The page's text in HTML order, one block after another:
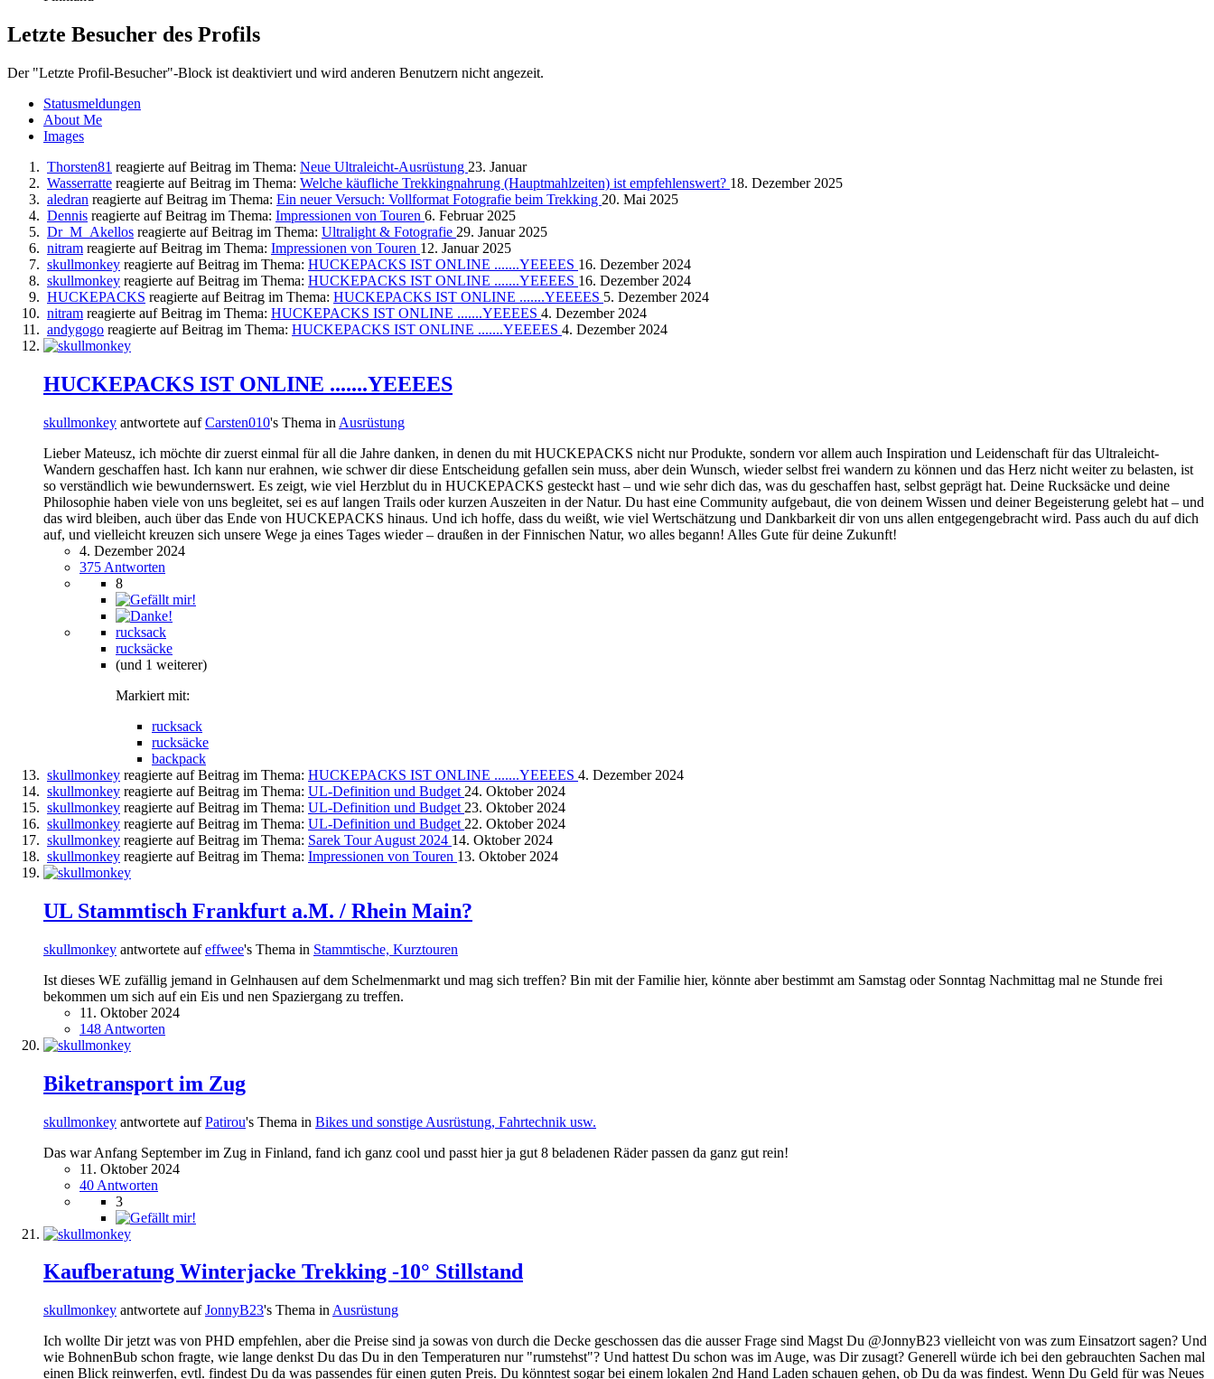
Letzte Besucher des Profils
Der "Letzte Profil-Besucher"-Block ist deaktiviert und wird anderen Benutzern nicht angezeit.
Statusmeldungen
About Me
Images
Thorsten81 reagierte auf Beitrag im Thema: Neue Ultraleicht-Ausrüstung 23. Januar
Wasserratte reagierte auf Beitrag im Thema: Welche käufliche Trekkingnahrung (Hauptmahlzeiten) ist empfehlenswert? 18. Dezember 2025
aledran reagierte auf Beitrag im Thema: Ein neuer Versuch: Vollformat Fotografie beim Trekking 20. Mai 2025
Dennis reagierte auf Beitrag im Thema: Impressionen von Touren 6. Februar 2025
Dr_M_Akellos reagierte auf Beitrag im Thema: Ultralight & Fotografie 29. Januar 2025
nitram reagierte auf Beitrag im Thema: Impressionen von Touren 12. Januar 2025
skullmonkey reagierte auf Beitrag im Thema: HUCKEPACKS IST ONLINE .......YEEEES 16. Dezember 2024
skullmonkey reagierte auf Beitrag im Thema: HUCKEPACKS IST ONLINE .......YEEEES 16. Dezember 2024
HUCKEPACKS reagierte auf Beitrag im Thema: HUCKEPACKS IST ONLINE .......YEEEES 5. Dezember 2024
nitram reagierte auf Beitrag im Thema: HUCKEPACKS IST ONLINE .......YEEEES 4. Dezember 2024
andygogo reagierte auf Beitrag im Thema: HUCKEPACKS IST ONLINE .......YEEEES 4. Dezember 2024
HUCKEPACKS IST ONLINE .......YEEEES
skullmonkey antwortete aufCarsten010's Thema in Ausrüstung
Lieber Mateusz, ich möchte dir zuerst einmal für all die Jahre danken, in denen du mit HUCKEPACKS nicht nur Produkte, sondern vor allem auch Inspiration und Leidenschaft für das Ultraleicht-
Wandern geschaffen hast. Ich kann nur erahnen, wie schwer dir diese Entscheidung gefallen sein muss, aber dein Wunsch, wieder selbst frei wandern zu können und das Herz nicht weiter zu belasten, ist
so verständlich wie bewundernswert. Es zeigt, wie viel Herzblut du in HUCKEPACKS gesteckt hast – und wie sehr dich das, was du geschaffen hast, selbst geprägt hat. Deine Rucksäcke und deine
Philosophie haben viele von uns begleitet, sei es auf langen Trails oder kurzen Auszeiten in der Natur. Du hast eine Community aufgebaut, die von deinem Wissen und deiner Begeisterung gelebt hat – und
das wird bleiben, auch über das Ende von HUCKEPACKS hinaus. Und ich hoffe, dass du weißt, wie viel Wertschätzung und Dankbarkeit dir von uns allen entgegengebracht wird. Pass auch du auf dich
auf, und vielleicht kreuzen sich unsere Wege ja eines Tages wieder – draußen in der Finnischen Natur, wo alles begann! Alles Gute für deine Zukunft!
4. Dezember 2024
375 Antworten
8
rucksack
rucksäcke
(und 1 weiterer)
Markiert mit:
rucksack
rucksäcke
backpack
skullmonkey reagierte auf Beitrag im Thema: HUCKEPACKS IST ONLINE .......YEEEES 4. Dezember 2024
skullmonkey reagierte auf Beitrag im Thema: UL-Definition und Budget 24. Oktober 2024
skullmonkey reagierte auf Beitrag im Thema: UL-Definition und Budget 23. Oktober 2024
skullmonkey reagierte auf Beitrag im Thema: UL-Definition und Budget 22. Oktober 2024
skullmonkey reagierte auf Beitrag im Thema: Sarek Tour August 2024 14. Oktober 2024
skullmonkey reagierte auf Beitrag im Thema: Impressionen von Touren 13. Oktober 2024
UL Stammtisch Frankfurt a.M. / Rhein Main?
skullmonkey antwortete aufeffwee's Thema in Stammtische, Kurztouren
Ist dieses WE zufällig jemand in Gelnhausen auf dem Schelmenmarkt und mag sich treffen? Bin mit der Familie hier, könnte aber bestimmt am Samstag oder Sonntag Nachmittag mal ne Stunde frei
bekommen um sich auf ein Eis und nen Spaziergang zu treffen.
11. Oktober 2024
148 Antworten
Biketransport im Zug
skullmonkey antwortete aufPatirou's Thema in Bikes und sonstige Ausrüstung, Fahrtechnik usw.
Das war Anfang September im Zug in Finland, fand ich ganz cool und passt hier ja gut 8 beladenen Räder passen da ganz gut rein!
11. Oktober 2024
40 Antworten
3
Kaufberatung Winterjacke Trekking -10° Stillstand
skullmonkey antwortete aufJonnyB23's Thema in Ausrüstung
Ich wollte Dir jetzt was von PHD empfehlen, aber die Preise sind ja sowas von durch die Decke geschossen das die ausser Frage sind Magst Du @JonnyB23 vielleicht von was zum Einsatzort sagen? Und
wie BohnenBub schon fragte, wie lange denkst Du das Du in den Temperaturen nur "rumstehst"? Und hattest Du schon was im Auge, was Dir zusagt? Generell würde ich bei den gebrauchten Sachen mal
einen Blick reinwerfen, evtl. findest Du da was passendes für einen guten Preis. Du könntest sogar bei einem lokalen 2nd Hand Laden schauen gehen, ob Du da was findest. Wenn Du Geld für was Neues